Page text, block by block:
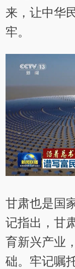
来，让中华
牢。
甘肃也是国
记指出，甘
育新兴产业
础。牢记嘱